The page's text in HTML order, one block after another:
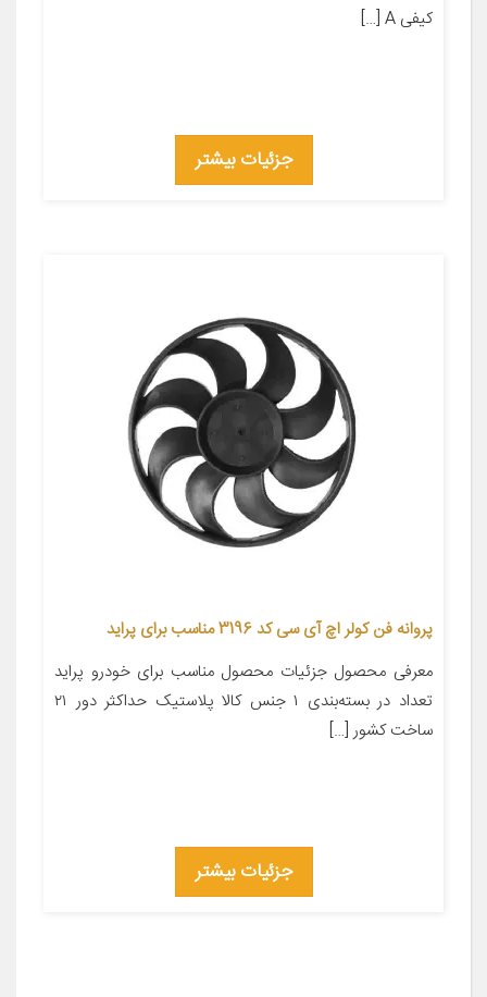
کیفی A […]
جزئیات بیشتر
پروانه فن کولر اچ آی سی کد 3196 مناسب برای پراید
معرفی محصول جزئیات محصول مناسب برای خودرو پراید
تعداد در بسته‌بندی ۱ جنس کالا پلاستیک حداکثر دور ۲۱
ساخت کشور […]
جزئیات بیشتر